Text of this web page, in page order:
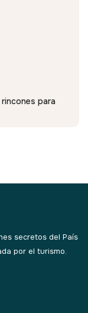
para
secretos del País
por el turismo.